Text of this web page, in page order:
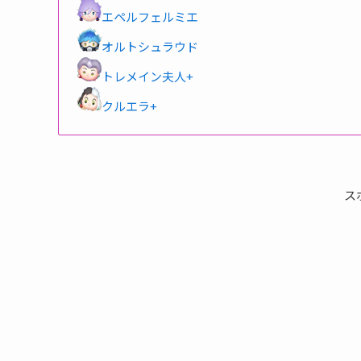
エペルフェルミエ
オルトシュラウド
トレメイン夫人+
クルエラ+
ス